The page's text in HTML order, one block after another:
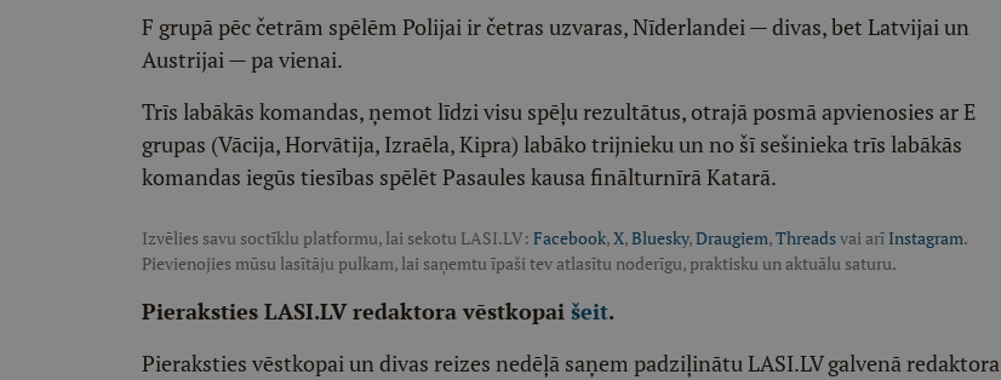
F grupā pēc četrām spēlēm Polijai ir četras uzvaras, Nīderlandei — divas, bet Latvijai un
Austrijai — pa vienai.
Trīs labākās komandas, ņemot līdzi visu spēļu rezultātus, otrajā posmā apvienosies ar E
grupas (Vācija, Horvātija, Izraēla, Kipra) labāko trijnieku un no šī sešinieka trīs labākās
komandas iegūs tiesības spēlēt Pasaules kausa finālturnīrā Katarā.
Izvēlies savu soctīklu platformu, lai sekotu LASI.LV: Facebook,X,Bluesky,Draugiem,Threadsvai arī Instagram.
Pievienojies mūsu lasītāju pulkam, lai saņemtu īpaši tev atlasītu noderīgu, praktisku un aktuālu saturu.
Pieraksties LASI.LV redaktora vēstkopai šeit.
Pieraksties vēstkopai un divas reizes nedēļā saņem padziļinātu LASI.LV galvenā redaktora